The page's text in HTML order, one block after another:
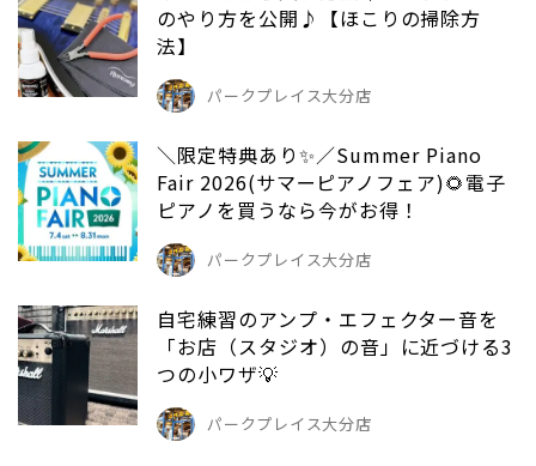
のやり方を公開♪【ほこりの掃除方
法】
パークプレイス大分店
＼限定特典あり✨／Summer Piano
Fair 2026(サマーピアノフェア)🌻電子
ピアノを買うなら今がお得！
パークプレイス大分店
自宅練習のアンプ・エフェクター音を
「お店（スタジオ）の音」に近づける3
つの小ワザ💡
パークプレイス大分店